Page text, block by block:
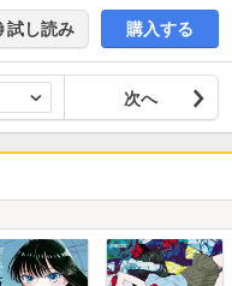
試し読み 購入する
次へ